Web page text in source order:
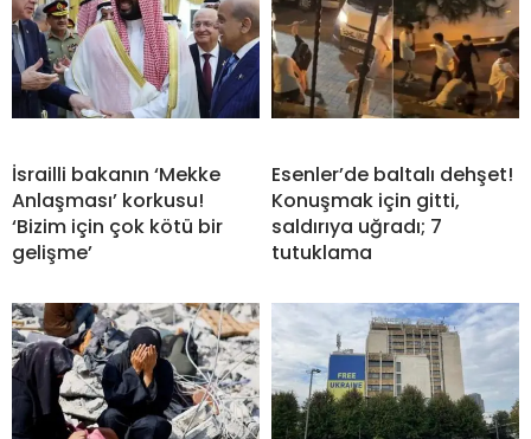
İsrailli bakanın ‘Mekke
Anlaşması’ korkusu!
‘Bizim için çok kötü bir
gelişme’
Esenler’de baltalı dehşet!
Konuşmak için gitti,
saldırıya uğradı; 7
tutuklama